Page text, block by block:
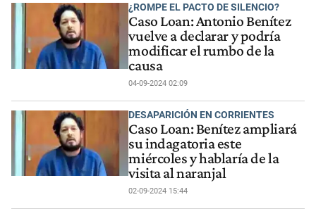
¿ROMPE EL PACTO DE SILENCIO?
Caso Loan: Antonio Benítez
vuelve a declarar y podría
modificar el rumbo de la
causa
04-09-2024 02:09
DESAPARICIÓN EN CORRIENTES
Caso Loan: Benítez ampliará
su indagatoria este
miércoles y hablaría de la
visita al naranjal
02-09-2024 15:44